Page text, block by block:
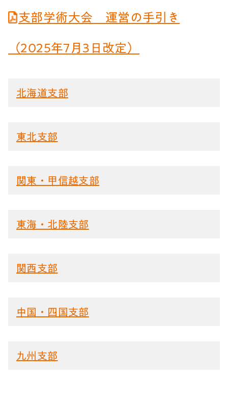
支部学術大会 運営の手引き
（2025年7月3日改定）
北海道支部
東北支部
関東・甲信越支部
東海・北陸支部
関西支部
中国・四国支部
九州支部